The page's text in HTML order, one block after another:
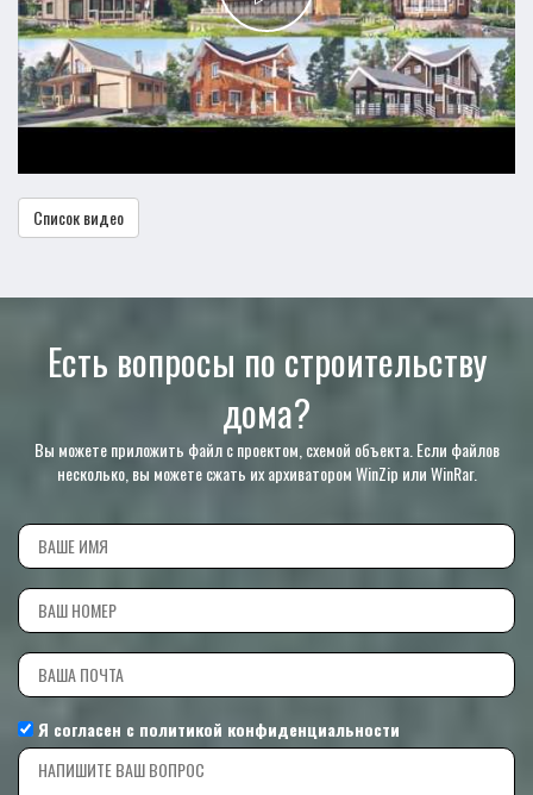
Список видео
Есть вопросы по строительству
дома?
Вы можете приложить файл с проектом, схемой объекта. Если файлов
несколько, вы можете сжать их архиватором WinZip или WinRar.
Я согласен с политикой конфиденциальности